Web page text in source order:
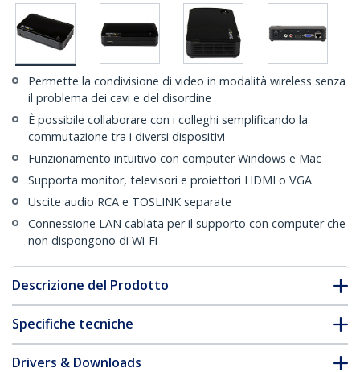
Permette la condivisione di video in modalità wireless senza
il problema dei cavi e del disordine
È possibile collaborare con i colleghi semplificando la
commutazione tra i diversi dispositivi
Funzionamento intuitivo con computer Windows e Mac
Supporta monitor, televisori e proiettori HDMI o VGA
Uscite audio RCA e TOSLINK separate
Connessione LAN cablata per il supporto con computer che
non dispongono di Wi-Fi
Descrizione del Prodotto
Specifiche tecniche
Drivers & Downloads